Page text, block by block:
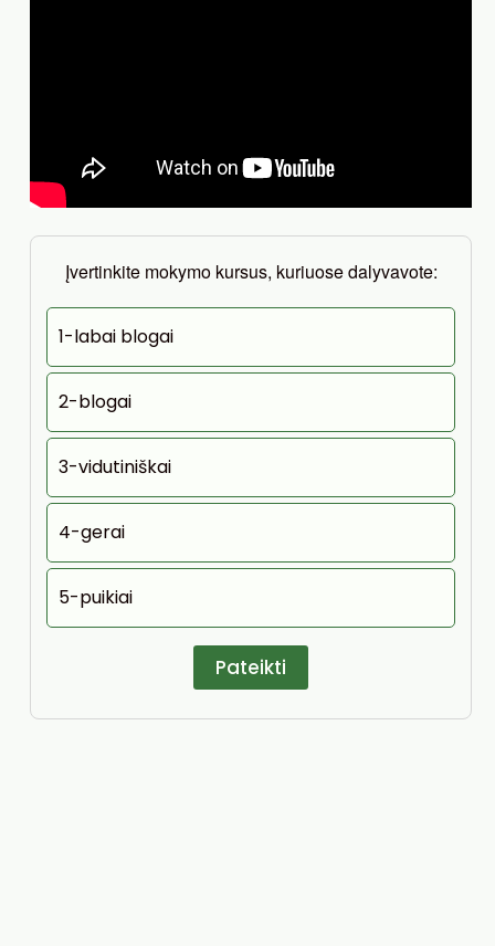
Įvertinkite mokymo kursus, kuriuose dalyvavote:
1-labai blogai
2-blogai
3-vidutiniškai
4-gerai
5-puikiai